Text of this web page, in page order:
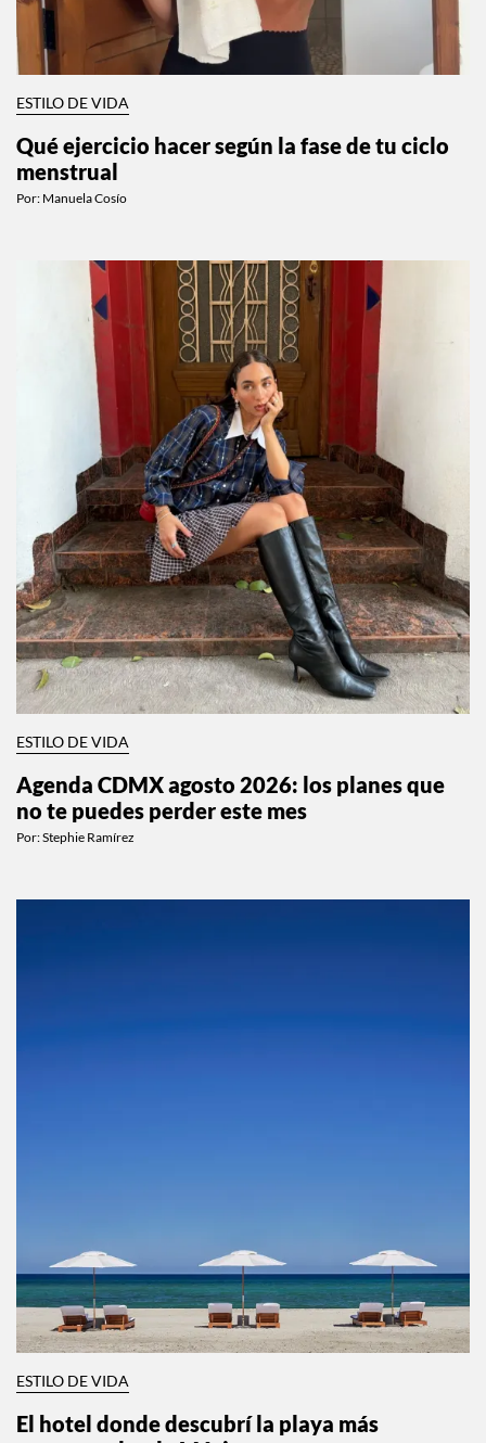
ESTILO DE VIDA
Qué ejercicio hacer según la fase de tu ciclo
menstrual
Por: Manuela Cosío
ESTILO DE VIDA
Agenda CDMX agosto 2026: los planes que
no te puedes perder este mes
Por:Stephie Ramírez
ESTILO DE VIDA
El hotel donde descubrí la playa más